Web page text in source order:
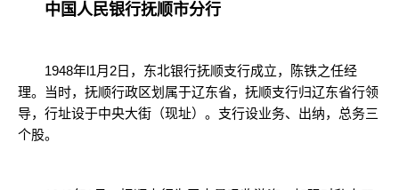
中国人民银行抚顺市分行
1948年l1月2日，东北银行抚顺支行成立，陈铁之任经
理。当时，抚顺行政区划属于辽东省，抚顺支行归辽东省行领
导，行址设于中央大街（现址）。支行设业务、出纳，总务三
个股。